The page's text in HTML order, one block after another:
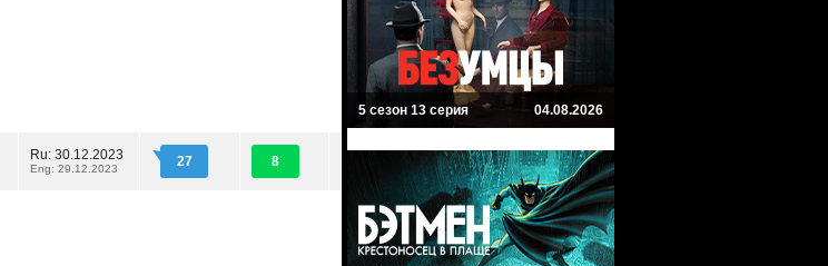
Ru: 30.12.2023
Eng: 29.12.2023 27 8
5 сезон 13 серия 04.08.2026